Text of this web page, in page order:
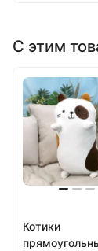
С этим
Котики